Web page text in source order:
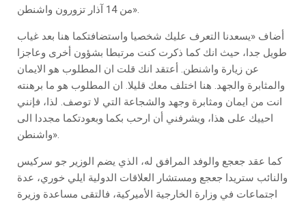
من 14 آذار تزورون واشنطن».
أضاف «يسعدنا التعرف عليك شخصيا واستضافتكما هنا بعد غياب
طويل جدا، حيث انك كما ذكرت كنت مرتبطا بشؤون أخرى وعاجزا
عن زيارة واشنطن. أعتقد انك قلت ان المطلوب هو الايمان
والمثابرة والجهد. هنا اختلف معك قليلا. ان المطلوب هو ما برهنته
انت من ايمان ومثابرة وجهد والشجاعة التي لا توصف. لذا، فإنني
احييك على هذا، ويشرفني أن ارحب بكما وبعودتكما مجددا الى
واشنطن».
كما عقد جعجع والوفد المرافق له، الذي يضم الوزير جو سركيس
والنائب ستريدا جعجع ومستشار العلاقات الدولية ايلي خوري، عدة
اجتماعات في وزارة الخارجية الأميركية، فالتقى مساعدة وزيرة